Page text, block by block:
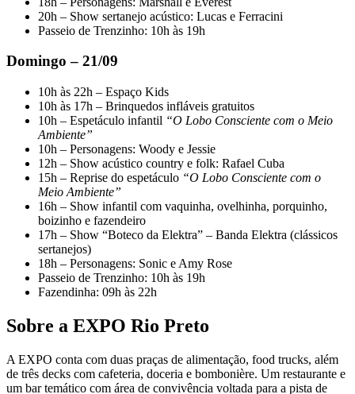
20h – Show sertanejo acústico: Lucas e Ferracini
Passeio de Trenzinho: 10h às 19h
Domingo – 21/09
10h às 22h – Espaço Kids
10h às 17h – Brinquedos infláveis gratuitos
10h – Espetáculo infantil “O Lobo Consciente com o Meio
Ambiente”
10h – Personagens: Woody e Jessie
12h – Show acústico country e folk: Rafael Cuba
15h – Reprise do espetáculo “O Lobo Consciente com o
Meio Ambiente”
16h – Show infantil com vaquinha, ovelhinha, porquinho,
boizinho e fazendeiro
17h – Show “Boteco da Elektra” – Banda Elektra (clássicos
sertanejos)
18h – Personagens: Sonic e Amy Rose
Passeio de Trenzinho: 10h às 19h
Fazendinha: 09h às 22h
Sobre a EXPO Rio Preto
A EXPO conta com duas praças de alimentação, food trucks, além
de três decks com cafeteria, doceria e bombonière. Um restaurante e
um bar temático com área de convivência voltada para a pista de